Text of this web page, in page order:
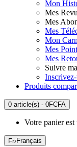
Mon
Mes
Mes
Mes
Mon
Mes
Mes
Suivre
Produits
0 article(s) - 0FCFA
Votre panier est
Français